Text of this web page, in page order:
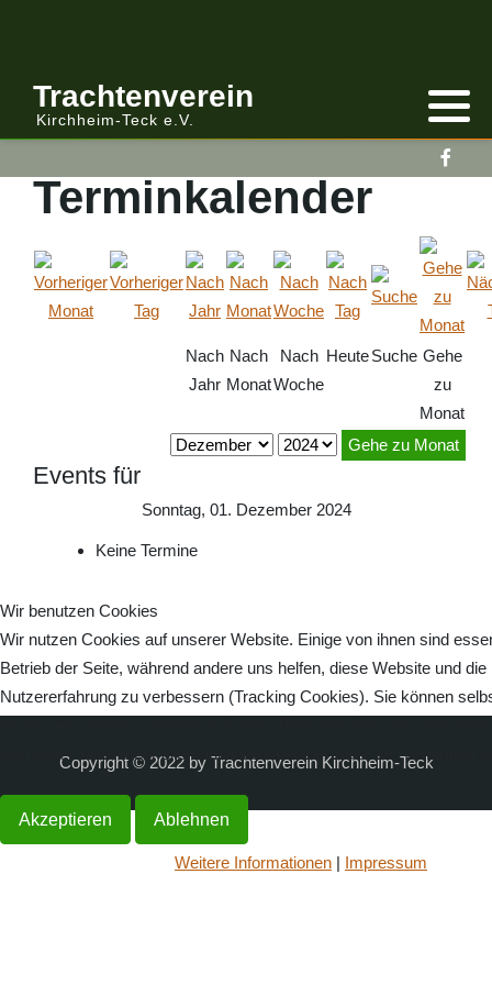
Trachtenverein
Kirchheim-Teck e.V.
Terminkalender
Nach
Jahr
Nach
Monat
Nach
Woche
HeuteSuche Gehe
zu
Monat
Gehe zu Monat
Events für
Sonntag, 01. Dezember 2024
Keine Termine
Copyright © 2022 by Trachtenverein Kirchheim-Teck
Wir benutzen Cookies
Wir nutzen Cookies auf unserer Website. Einige von ihnen sind
Betrieb der Seite, während andere uns helfen, diese Website und die
Nutzererfahrung zu verbessern (Tracking Cookies). Sie können
womöglich nicht mehr alle Funktionalitäten der Seite zur Verfügung
Akzeptieren Ablehnen
Weitere Informationen | Impressum
Anmelden/Abmelden
Kalender
Gebirgstracht
Volkstracht
Berichte Vereinsleitung
Berichte
Vereinsleitung Informiert